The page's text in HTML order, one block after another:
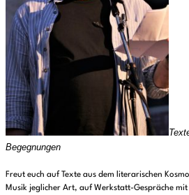
Begegnungen
Freut euch auf Texte aus dem literarischen
Musik jeglicher Art, auf Werkstatt-Gespräche